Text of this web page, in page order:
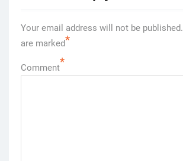
Your email address will not be published.
are marked*
Comment*